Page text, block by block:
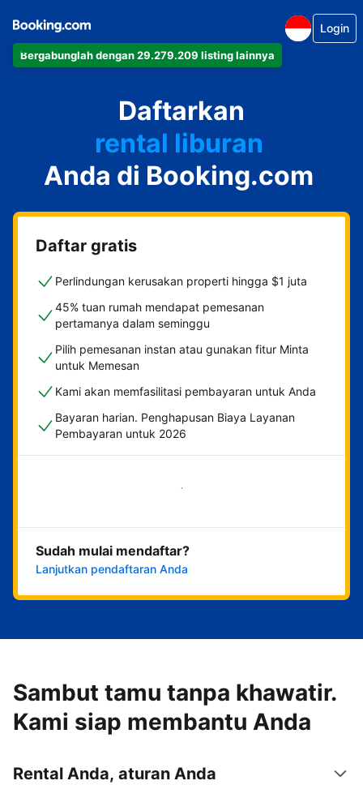
Bergabunglah dengan 29.279.209 listing lainnya
Login
Daftarkan
apartemen
hotel
rental liburan
guest house
bed & breakfast
Anda di Booking.com
Daftar gratis
Perlindungan kerusakan properti hingga $1 juta
45% tuan rumah mendapat pemesanan
pertamanya dalam seminggu
Pilih pemesanan instan atau gunakan fitur Minta
untuk Memesan
Kami akan memfasilitasi pembayaran untuk Anda
Bayaran harian. Penghapusan Biaya Layanan
Pembayaran untuk 2026
Mulai sekarang
Sudah mulai mendaftar?
Lanjutkan pendaftaran Anda
Sambut tamu tanpa khawatir.
Kami siap membantu Anda
Rental Anda, aturan Anda